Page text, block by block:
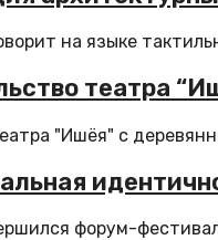
на языке
театра
"Ишёя" с
форум-